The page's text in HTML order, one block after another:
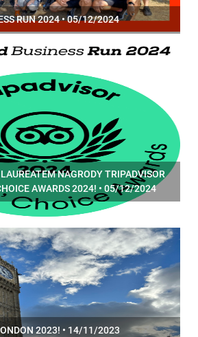
RUN 2024 • 05/12/2024
NAGRODY TRIPADVISOR
AWARDS 2024! • 05/12/2024
2023! • 14/11/2023